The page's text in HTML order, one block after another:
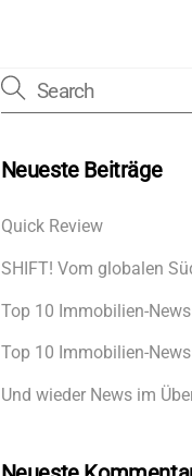
Neueste Beiträge
Quick Review
SHIFT! Vom globalen
Top 10 Immobilien-
Top 10 Immobilien-
Und wieder News im